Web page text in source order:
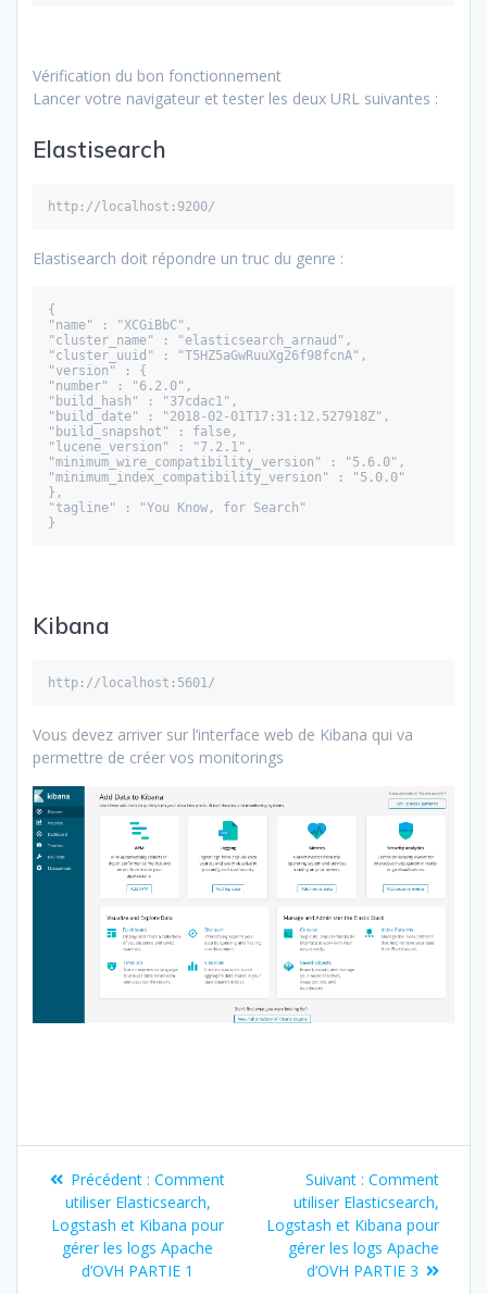
Vérification du bon fonctionnement
Lancer votre navigateur et tester les deux URL suivantes :
Elastisearch
http://localhost:9200/
Elastisearch doit répondre un truc du genre :
{
"name" : "XCGiBbC",
"cluster_name" : "elasticsearch_arnaud",
"cluster_uuid" : "T5HZ5aGwRuuXg26f98fcnA",
"version" : {
"number" : "6.2.0",
"build_hash" : "37cdac1",
"build_date" : "2018-02-01T17:31:12.527918Z",
"build_snapshot" : false,
"lucene_version" : "7.2.1",
"minimum_wire_compatibility_version" : "5.6.0",
"minimum_index_compatibility_version" : "5.0.0"
},
"tagline" : "You Know, for Search"
}
Kibana
http://localhost:5601/
Vous devez arriver sur l’interface web de Kibana qui va
permettre de créer vos monitorings
Précédent : Comment
utiliser Elasticsearch,
Logstash et Kibana pour
gérer les logs Apache
d’OVH PARTIE 1
Suivant : Comment
utiliser Elasticsearch,
Logstash et Kibana pour
gérer les logs Apache
d’OVH PARTIE 3